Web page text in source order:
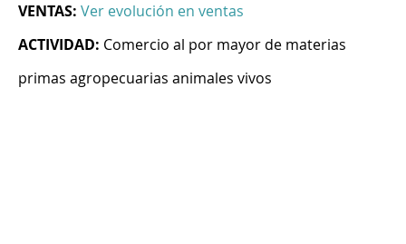
VENTAS: Ver evolución en ventas
ACTIVIDAD: Comercio al por mayor de materias
primas agropecuarias animales vivos